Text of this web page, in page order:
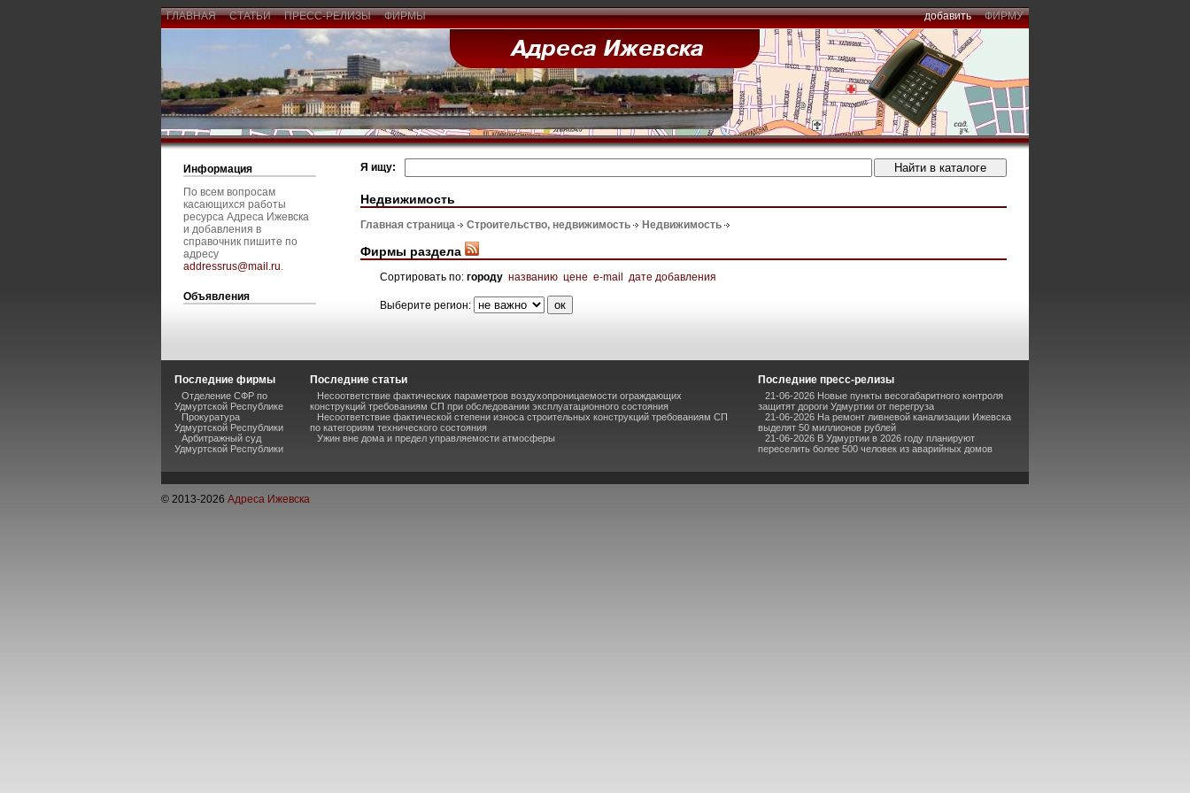
ГЛАВНАЯ СТАТЬИ ПРЕСС-РЕЛИЗЫ ФИРМЫ добавить ФИРМУ
Информация
По всем вопросам
касающихся работы
ресурса Адреса Ижевска
и добавления в
справочник пишите по
адресу
addressrus@mail.ru.
Объявления
Я ищу:
Недвижимость
Главная страница Строительство, недвижимость Недвижимость
Фирмы раздела
Сортировать по: городу названию цене e-mail дате добавления
Выберите регион:
Последние фирмы
Отделение СФР по
Удмуртской Республике
Прокуратура
Удмуртской Республики
Арбитражный суд
Удмуртской Республики
Последние статьи
Несоответствие фактических параметров воздухопроницаемости ограждающих
конструкций требованиям СП при обследовании эксплуатационного состояния
Несоответствие фактической степени износа строительных конструкций требованиям СП
по категориям технического состояния
Ужин вне дома и предел управляемости атмосферы
Последние пресс-релизы
21-06-2026 Новые пункты весогабаритного контроля
защитят дороги Удмуртии от перегруза
21-06-2026 На ремонт ливневой канализации Ижевска
выделят 50 миллионов рублей
21-06-2026 В Удмуртии в 2026 году планируют
переселить более 500 человек из аварийных домов
© 2013-2026 Адреса Ижевска